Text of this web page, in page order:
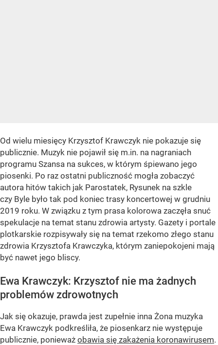
Od wielu miesięcy Krzysztof Krawczyk nie pokazuje się
publicznie. Muzyk nie pojawił się m.in. na nagraniach
programu Szansa na sukces, w którym śpiewano jego
piosenki. Po raz ostatni publiczność mogła zobaczyć
autora hitów takich jak Parostatek, Rysunek na szkle
czy Byle było tak pod koniec trasy koncertowej w grudniu
2019 roku. W związku z tym prasa kolorowa zaczęła snuć
spekulacje na temat stanu zdrowia artysty. Gazety i portale
plotkarskie rozpisywały się na temat rzekomo złego stanu
zdrowia Krzysztofa Krawczyka, którym zaniepokojeni mają
być nawet jego bliscy.
Ewa Krawczyk: Krzysztof nie ma żadnych
problemów zdrowotnych
Jak się okazuje, prawda jest zupełnie inna Żona muzyka
Ewa Krawczyk podkreśliła, że piosenkarz nie występuje
publicznie, ponieważ obawia się zakażenia koronawirusem.